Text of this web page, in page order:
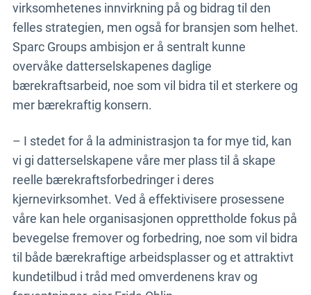
virksomhetenes innvirkning på og bidrag til den
felles strategien, men også for bransjen som helhet.
Sparc Groups ambisjon er å sentralt kunne
overvåke datterselskapenes daglige
bærekraftsarbeid, noe som vil bidra til et sterkere og
mer bærekraftig konsern.
– I stedet for å la administrasjon ta for mye tid, kan
vi gi datterselskapene våre mer plass til å skape
reelle bærekraftsforbedringer i deres
kjernevirksomhet. Ved å effektivisere prosessene
våre kan hele organisasjonen opprettholde fokus på
bevegelse fremover og forbedring, noe som vil bidra
til både bærekraftige arbeidsplasser og et attraktivt
kundetilbud i tråd med omverdenens krav og